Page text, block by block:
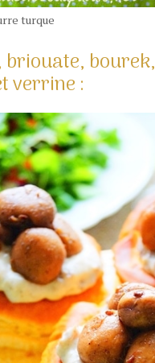
turque
bourek,
verrine :